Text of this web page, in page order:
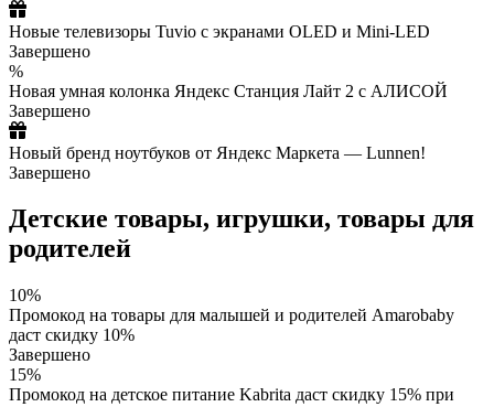
Новые телевизоры Tuvio с экранами OLED и Mini-LED
Завершено
%
Новая умная колонка Яндекс Станция Лайт 2 с АЛИСОЙ
Завершено
Новый бренд ноутбуков от Яндекс Маркета — Lunnen!
Завершено
Детские товары, игрушки, товары для
родителей
10%
Промокод на товары для малышей и родителей Amarobaby
даст скидку 10%
Завершено
15%
Промокод на детское питание Kabrita даст скидку 15% при